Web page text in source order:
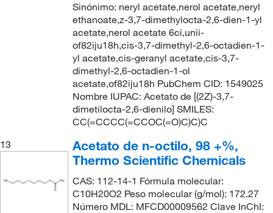
Sinónimo: neryl acetate,nerol acetate,neryl
ethanoate,z-3,7-dimethylocta-2,6-dien-1-yl
acetate,nerol acetate 6ci,unii-
of82iju18h,cis-3,7-dimethyl-2,6-octadien-1-
yl acetate,cis-geranyl acetate,cis-3,7-
dimethyl-2,6-octadien-1-ol
acetate,of82iju18h PubChem CID: 1549025
Nombre IUPAC: Acetato de [(2Z)-3,7-
dimetilocta-2,6-dienilo] SMILES:
CC(=CCCC(=CCOC(=O)C)C)C
13
Acetato de n-octilo, 98 +%,
Thermo Scientific Chemicals
CAS: 112-14-1 Fórmula molecular:
C10H20O2 Peso molecular (g/mol): 172.27
Número MDL: MFCD00009562 Clave InChI: